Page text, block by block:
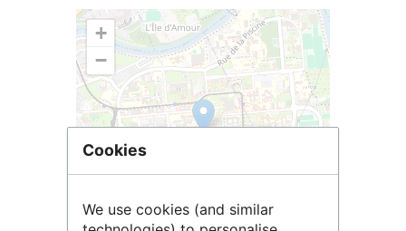
+
−
Cookies
We use cookies (and similar